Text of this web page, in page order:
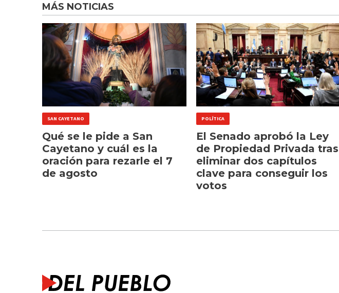
MÁS NOTICIAS
SAN CAYETANO
Qué se le pide a San
Cayetano y cuál es la
oración para rezarle el 7
de agosto
POLÍTICA
El Senado aprobó la Ley
de Propiedad Privada tras
eliminar dos capítulos
clave para conseguir los
votos